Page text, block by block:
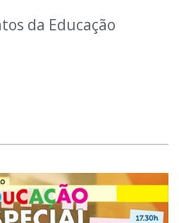
da Educação